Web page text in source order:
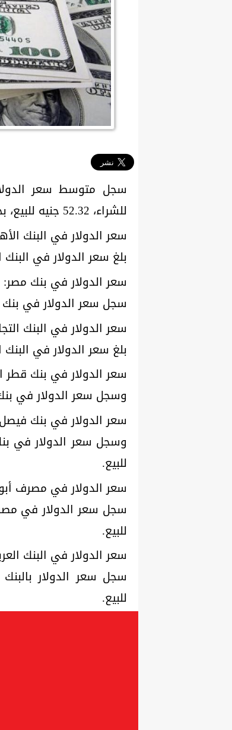
للشراء، 52.32 جنيه للبيع، بحسب متوسط السعر بالبنك المركزي المصري.
سعر الدولار في البنك
بلغ سعر الدولار في البنك الأهلي المصري 52.23
سعر الدولار في بنك مصر:
سجل سعر الدولار في بنك مصر 52.23 جنيه للشراء، 52.33
سعر الدولار في البنك
بلغ سعر الدولار في البنك التجاري الدولي-
سعر الدولار في بنك قطر
وسجل سعر الدولار في بنك قطر الوطني 52.23
سعر الدولار في بنك
للبيع.
سعر الدولار في مصرف
للبيع.
سعر الدولار في البنك
للبيع.